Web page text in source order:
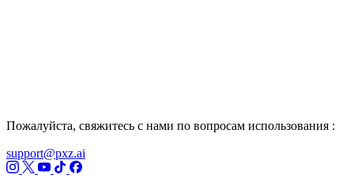
Пожалуйста, свяжитесь с нами по вопросам использования :
support@pxz.ai